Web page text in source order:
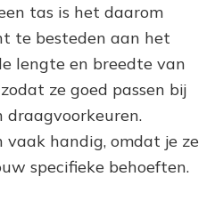
tas is het daarom
te besteden aan het
lengte en breedte van
ze goed passen bij
draagvoorkeuren.
vaak handig, omdat je ze
specifieke behoeften.